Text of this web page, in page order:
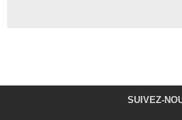
SUIVEZ-